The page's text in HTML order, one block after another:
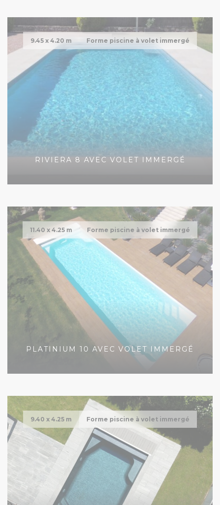
9.45 x 4.20 m Forme piscine à volet immergé
RIVIERA 8 AVEC VOLET IMMERGÉ
11.40 x 4.25 m Forme piscine à volet immergé
PLATINIUM 10 AVEC VOLET IMMERGÉ
9.40 x 4.25 m Forme piscine à volet immergé